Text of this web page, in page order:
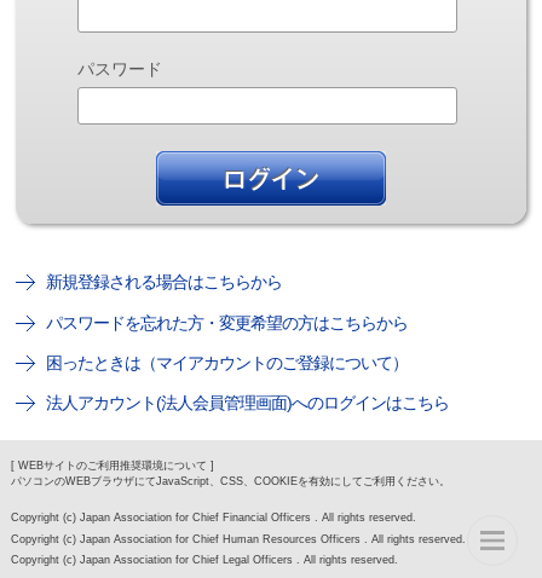
パスワード
新規登録される場合はこちらから
パスワードを忘れた方・変更希望の方はこちらから
困ったときは（マイアカウントのご登録について）
法人アカウント(法人会員管理画面)へのログインはこちら
[ WEBサイトのご利用推奨環境について ]
パソコンのWEBブラウザにてJavaScript、CSS、COOKIEを有効にしてご利用ください。
Copyright (c) Japan Association for Chief Financial Officers . All rights reserved.
Copyright (c) Japan Association for Chief Human Resources Officers . All rights reserved.
Copyright (c) Japan Association for Chief Legal Officers . All rights reserved.